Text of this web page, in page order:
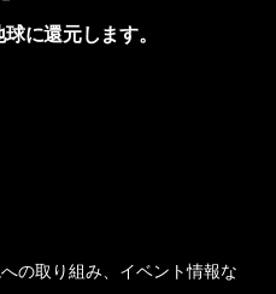
に還元します。
の取り組み、イベント情報な